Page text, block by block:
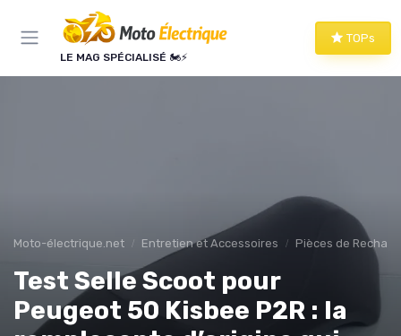
LE MAG SPÉCIALISÉ 🏍️⚡
TOPs
Moto-électrique.net Entretien et Accessoires Pièces de
Test Selle Scoot pour
Peugeot 50 Kisbee P2R : la
Panneau de gestion des cookies